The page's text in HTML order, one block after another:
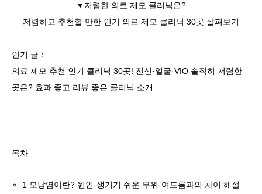
▼저렴한 의료 제모 클리닉은?
저렴하고 추천할 만한 인기 의료 제모 클리닉 30곳 살펴보기
인기 글：
의료 제모 추천 인기 클리닉 30곳! 전신·얼굴·VIO 솔직히 저렴한
곳은? 효과 좋고 리뷰 좋은 클리닉 소개
목차
1 모낭염이란? 원인·생기기 쉬운 부위·여드름과의 차이 해설